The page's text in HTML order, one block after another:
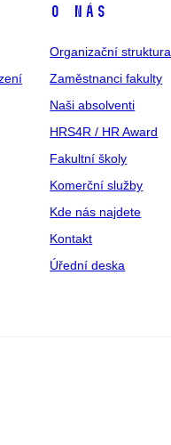
O nás
Organizační struktura
Zaměstnanci fakulty
Naši absolventi
HRS4R / HR Award
Fakultní školy
Komerční služby
Kde nás najdete
Kontakt
Úřední deska